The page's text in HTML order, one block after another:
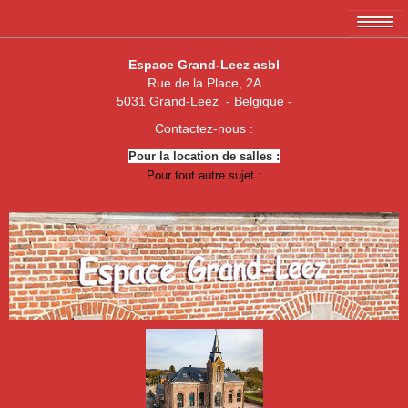
L'association EGL asbl
Amicale des 3 x 20
Association "Un enfant, une vie"
Royal Football Club Grand-Leez
Les pêcheurs réunis
Club des Jeunes de Grand-Leez
Nouvelle jeune paume Grand-Leez
Espace Grand-Leez asbl
Rue de la Place, 2A
5031 Grand-Leez - Belgique -
Contactez-nous :
Pour la location de salles :
Pour tout autre sujet :